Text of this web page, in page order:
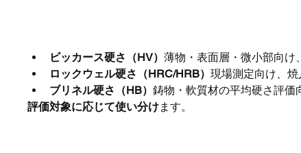
ビッカース硬さ（HV）薄物・表面層・微小部向け
ロックウェル硬さ（HRC/HRB）現場測定向け、
ブリネル硬さ（HB）鋳物・軟質材の平均硬さ評価
評価対象に応じて使い分けます。